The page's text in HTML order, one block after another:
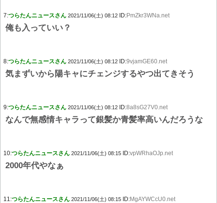
7:つらたんニュースさん 2021/11/06(土) 08:12 ID:PmZkr3WNa.net
俺も入っていい？
8:つらたんニュースさん 2021/11/06(土) 08:12 ID:9vjamGE60.net
気まずいから陽キャにチェンジするやつ出てきそう
9:つらたんニュースさん 2021/11/06(土) 08:12 ID:8a8sG27V0.net
なんで無感情キャラって銀髪か青髪率高いんだろうな
10:つらたんニュースさん 2021/11/06(土) 08:15 ID:vpWRhaOJp.net
2000年代やなぁ
11:つらたんニュースさん 2021/11/06(土) 08:15 ID:MgAYWCcU0.net